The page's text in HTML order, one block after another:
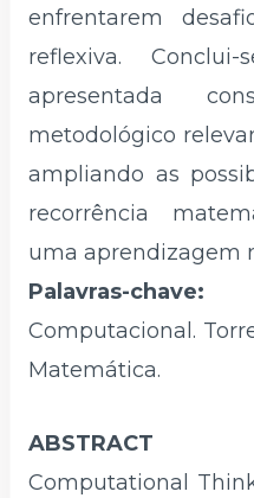
enfrentarem
reflexiva.
apresentada
metodológico
ampliando as
recorrência
uma aprendizagem
Palavras-
Computacional.
Matemática.
ABSTRACT
Computational